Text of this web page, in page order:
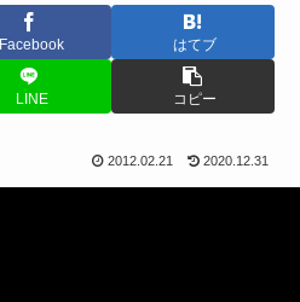
Facebook はてブ
LINE コピー
2012.02.21 2020.12.31